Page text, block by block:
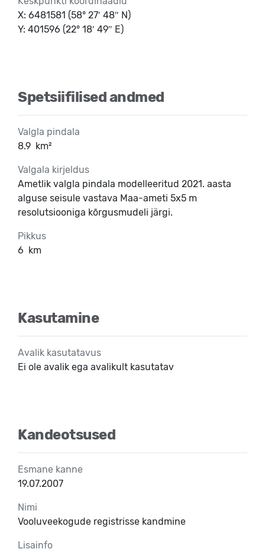
X: 6481581 (58° 27′ 48″ N)
Y: 401596 (22° 18′ 49″ E)
Spetsiifilised andmed
Valgla pindala
8.9 km²
Valgala kirjeldus
Ametlik valgla pindala modelleeritud 2021. aasta
alguse seisule vastava Maa-ameti 5x5 m
resolutsiooniga kõrgusmudeli järgi.
Pikkus
6 km
Kasutamine
Avalik kasutatavus
Ei ole avalik ega avalikult kasutatav
Kandeotsused
Esmane kanne
19.07.2007
Nimi
Vooluveekogude registrisse kandmine
Lisainfo